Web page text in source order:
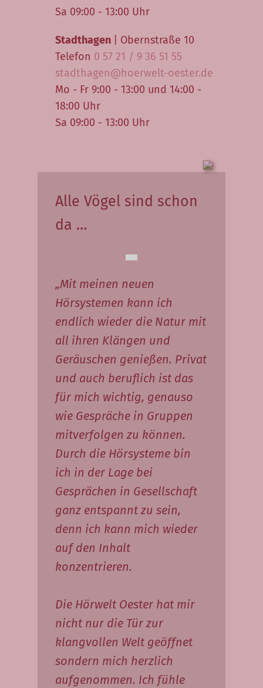
Sa 09:00 - 13:00 Uhr
Stadthagen
| Obernstraße 10
Telefon 0 57 21 / 9 36 51 55
stadthagen@hoerwelt-oester.de
Mo - Fr 9:00 - 13:00 und 14:00 -
18:00 Uhr
Sa 09:00 - 13:00 Uhr
Alle Vögel sind schon
da …
„Mit meinen neuen
Hörsystemen kann ich
endlich wieder die Natur mit
all ihren Klängen und
Geräuschen genießen. Privat
und auch beruflich ist das
für mich wichtig, genauso
wie Gespräche in Gruppen
mitverfolgen zu können.
Durch die Hörsysteme bin
ich in der Lage bei
Gesprächen in Gesellschaft
ganz entspannt zu sein,
denn ich kann mich wieder
auf den Inhalt
konzentrieren.
Die Hörwelt Oester hat mir
nicht nur die Tür zur
klangvollen Welt geöffnet
sondern mich herzlich
aufgenommen. Ich fühle